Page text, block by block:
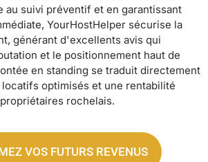
au suivi préventif et en garantissant
YourHostHelper sécurise la
générant d'excellents avis qui
et le positionnement haut de
en standing se traduit directement
optimisés et une rentabilité
rochelais.
VOS FUTURS REVENUS